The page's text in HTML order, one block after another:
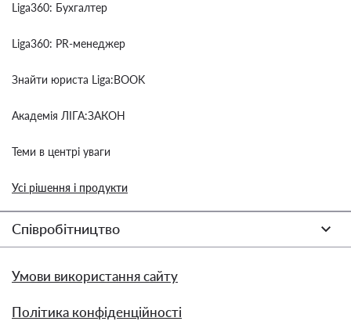
Liga360: Бухгалтер
Liga360: PR-менеджер
Знайти юриста Liga:BOOK
Академія ЛІГА:ЗАКОН
Теми в центрі уваги
Усі рішення і продукти
Співробітництво
Умови використання сайту
Політика конфіденційності